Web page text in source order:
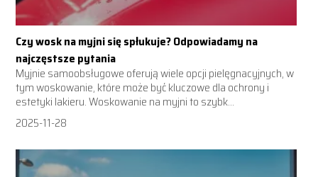
Czy wosk na myjni się spłukuje? Odpowiadamy na
najczęstsze pytania
Myjnie samoobsługowe oferują wiele opcji pielęgnacyjnych, w
tym woskowanie, które może być kluczowe dla ochrony i
estetyki lakieru. Woskowanie na myjni to szybk...
2025-11-28